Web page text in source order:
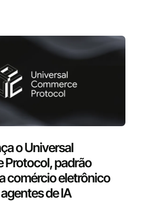
o Universal
Protocol, padrão
comércio eletrônico
de IA